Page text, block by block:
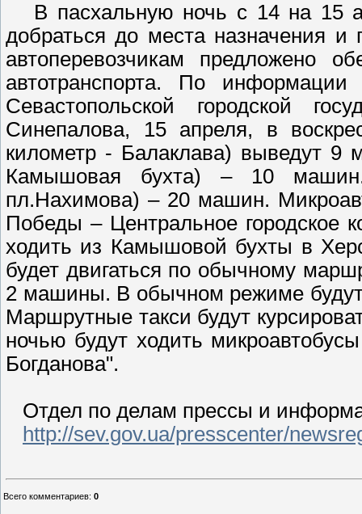
В пасхальную ночь с 14 на 15
добраться до места назначения и
автоперевозчикам предложено
автотранспорта. По
Севастопольской городской
Синепалова, 15 апреля, в
километр - Балаклава) выведут
Камышовая бухта) – 10
пл.Нахимова) – 20 машин.
Победы – Центральное городское
ходить из Камышовой бухты в
будет двигаться по обычному
2 машины. В обычном режиме будут
Маршрутные такси будут
ночью будут ходить
Богданова".
Отдел по делам прессы и
http://sev.gov.ua/presscenter/
Всего комментариев: 0